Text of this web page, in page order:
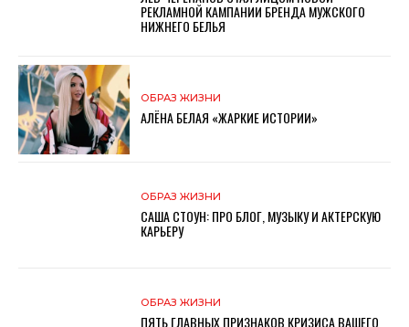
РЕКЛАМНОЙ КАМПАНИИ БРЕНДА МУЖСКОГО
НИЖНЕГО БЕЛЬЯ
ОБРАЗ ЖИЗНИ
АЛЁНА БЕЛАЯ «ЖАРКИЕ ИСТОРИИ»
ОБРАЗ ЖИЗНИ
САША СТОУН: ПРО БЛОГ, МУЗЫКУ И АКТЕРСКУЮ
КАРЬЕРУ
ОБРАЗ ЖИЗНИ
ПЯТЬ ГЛАВНЫХ ПРИЗНАКОВ КРИЗИСА ВАШЕГО